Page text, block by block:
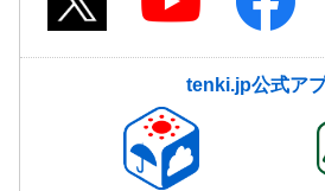
tenki.jp公式ア